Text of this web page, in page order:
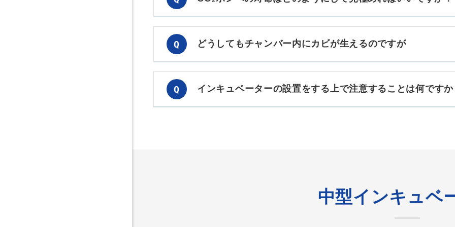
どうしてもチャンバー内にカビが生えるのですが
インキュベーターの設置をする上で注意することは何ですか
中型インキュベ